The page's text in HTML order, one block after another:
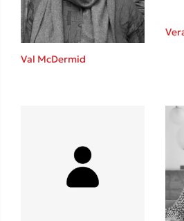
Χάρης Πολίτης
Καθρέφτης
Playlist
Val McDermid